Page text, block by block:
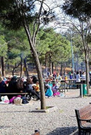
DÜNYA
KÜLTÜR
EĞİTİM
ÖZEL
Son Dakika
Haber Arşivi